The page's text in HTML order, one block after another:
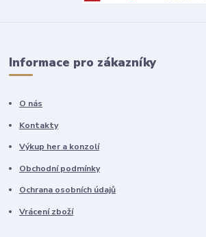
Informace pro zákazníky
O nás
Kontakty
Výkup her a konzolí
Obchodní podmínky
Ochrana osobních údajů
Vrácení zboží